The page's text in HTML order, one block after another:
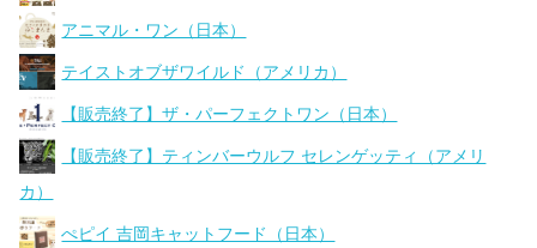
アニマル・ワン（日本）
テイストオブザワイルド（アメリカ）
【販売終了】ザ・パーフェクトワン（日本）
【販売終了】ティンバーウルフ セレンゲッティ（アメリ
カ）
ぺピイ 吉岡キャットフード（日本）